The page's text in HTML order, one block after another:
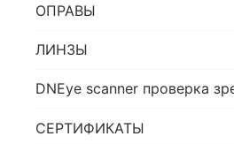
ОПРАВЫ
ЛИНЗЫ
DNEye scanner проверка
СЕРТИФИКАТЫ